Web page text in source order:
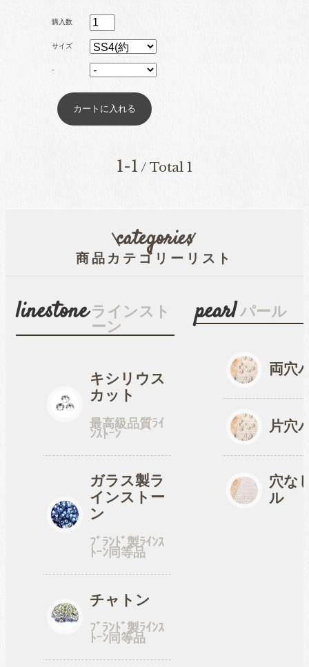
卸専用ラインストーン
納期4週間前後
pearl
コットン風アクリルパー
ル
fave オタ活・推し活
缶バッジカバー
tools
工具
購入数
サイズ
-
1-1 / Total 1
categories
商品カテゴリーリスト
linestone ラインスト
ーン
キシリウス
カット
最高級品質ﾗｲ
ﾝｽﾄｰﾝ
ガラス製ラ
インストー
ン
ﾌﾞﾗﾝﾄﾞ製ﾗｲﾝｽ
ﾄｰﾝ同等品
チャトン
ﾌﾞﾗﾝﾄﾞ製ﾗｲﾝｽ
ﾄｰﾝ同等品
pearl パール
両穴
片穴
穴な
ル